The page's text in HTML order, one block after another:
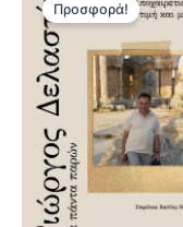
Προσφορά!